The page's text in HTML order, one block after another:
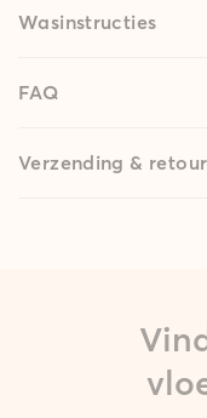
Wasinstructies
FAQ
Verzending & retour